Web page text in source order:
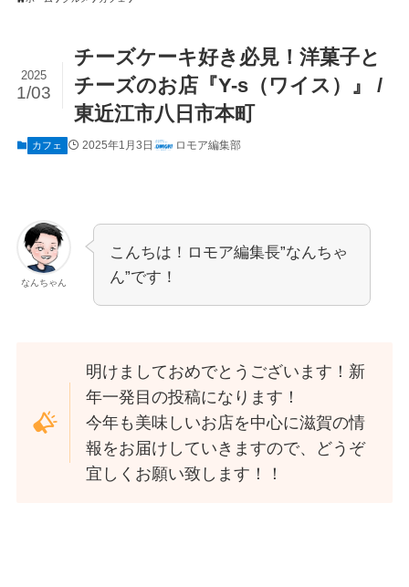
チーズケーキ好き必見！洋菓子と
チーズのお店『Y-s（ワイス）』 /
東近江市八日市本町
2025
1/03
カフェ 2025年1月3日 ロモア編集部
なんちゃん
こんちは！ロモア編集長”なんちゃ
ん”です！
明けましておめでとうございます！新
年一発目の投稿になります！
今年も美味しいお店を中心に滋賀の情
報をお届けしていきますので、どうぞ
宜しくお願い致します！！